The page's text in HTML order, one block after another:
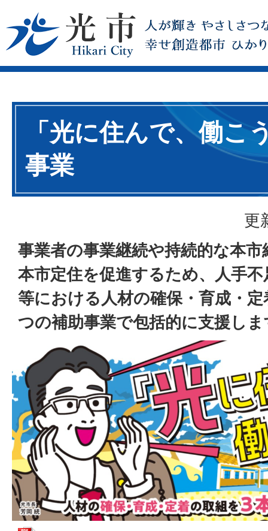
「光に住んで、働こ
事業
更
事業者の事業継続や持続的な本
本市定住を促進するため、人手
等における人材の確保・育成・
つの補助事業で包括的に支援し